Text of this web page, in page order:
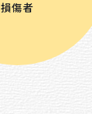
損傷者